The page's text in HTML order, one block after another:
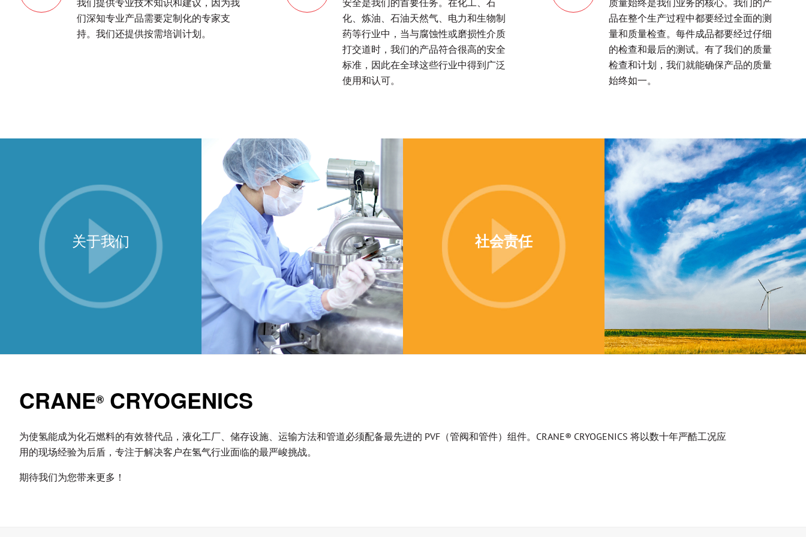
我们提供专业技术知识和建议，因为我
们深知专业产品需要定制化的专家支
持。我们还提供按需培训计划。
安全是我们的首要任务。在化工、石
化、炼油、石油天然气、电力和生物制
药等行业中，当与腐蚀性或磨损性介质
打交道时，我们的产品符合很高的安全
标准，因此在全球这些行业中得到广泛
使用和认可。
质量始终是我们业务的核心。我们的产
品在整个生产过程中都要经过全面的测
量和质量检查。每件成品都要经过仔细
的检查和最后的测试。有了我们的质量
检查和计划，我们就能确保产品的质量
始终如一。
关于我们 社会责任
CRANE® CRYOGENICS
为使氢能成为化石燃料的有效替代品，液化工厂、储存设施、运输方法和管道必须配备最先进的 PVF（管阀和管件）组件。CRANE® CRYOGENICS 将以数十年严酷工况应
用的现场经验为后盾，专注于解决客户在氢气行业面临的最严峻挑战。
期待我们为您带来更多！